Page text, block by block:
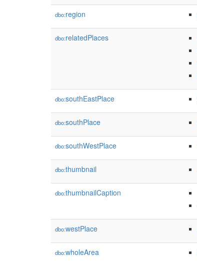
dbo:region
dbo:relatedPlaces
dbo:southEastPlace
dbo:southPlace
dbo:southWestPlace
dbo:thumbnail
dbo:thumbnailCaption
dbo:westPlace
dbo:wholeArea